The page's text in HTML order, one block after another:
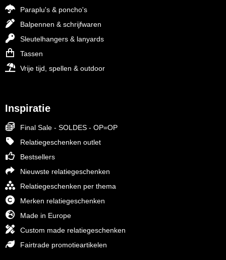
Paraplu's & poncho's
Balpennen & schrijfwaren
Sleutelhangers & lanyards
Tassen
Vrije tijd, spellen & outdoor
Inspiratie
Final Sale - SOLDES - OP=OP
Relatiegeschenken outlet
Bestsellers
Nieuwste relatiegeschenken
Relatiegeschenken per thema
Merken relatiegeschenken
Made in Europe
Custom made relatiegeschenken
Fairtrade promotieartikelen